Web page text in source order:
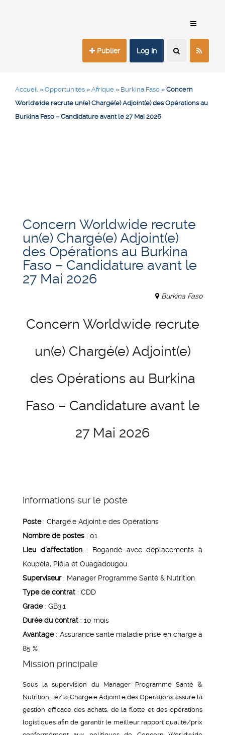
Publier Log In
Accueil » Opportunités » Afrique » Burkina Faso » Concern
Worldwide recrute un(e) Chargé(e) Adjoint(e) des Opérations au
Burkina Faso – Candidature avant le 27 Mai 2026
Concern Worldwide recrute
un(e) Chargé(e) Adjoint(e)
des Opérations au Burkina
Faso – Candidature avant le
27 Mai 2026
Burkina Faso
Concern Worldwide recrute
un(e) Chargé(e) Adjoint(e)
des Opérations au Burkina
Faso – Candidature avant le
27 Mai 2026
Informations sur le poste
Poste: Chargé.e Adjoint.e des Opérations
Nombre de postes : 01
Lieu d’affectation: Bogandé avec déplacements à
Koupéla, Piéla et Ouagadougou
Superviseur: Manager Programme Santé & Nutrition
Type de contrat : CDD
Grade: GB3.1
Durée du contrat : 10 mois
Avantage: Assurance santé maladie prise en charge à
85 %
Mission principale
Sous la supervision du Manager Programme Santé &
Nutrition, le/la Chargé.e Adjoint.e des Opérations assure la
gestion efficace des achats, de la flotte et des opérations
logistiques afin de garantir le meilleur rapport qualité/prix